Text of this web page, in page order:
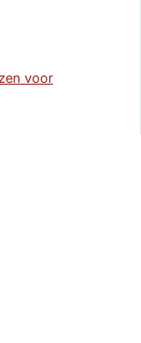
voor